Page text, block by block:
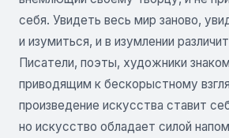
себя. Увидеть весь мир заново,
и изумиться, и в изумлении
Писатели, поэты, художники
приводящим к бескорыстному
произведение искусства ставит
но искусство обладает силой